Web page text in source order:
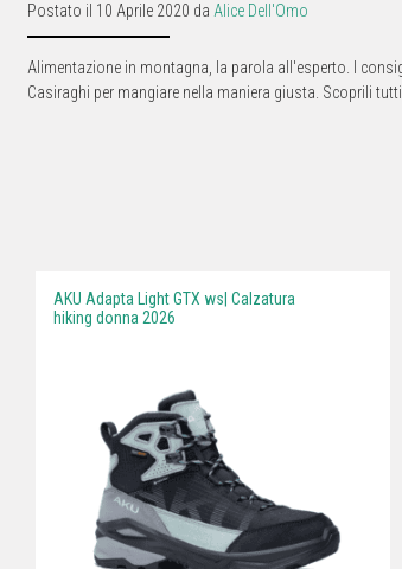
Postato il 10 Aprile 2020 da Alice Dell'Omo
Alimentazione in montagna, la parola all'esperto. I
Casiraghi per mangiare nella maniera giusta. Scoprili
AKU Adapta Light GTX ws| Calzatura
hiking donna 2026